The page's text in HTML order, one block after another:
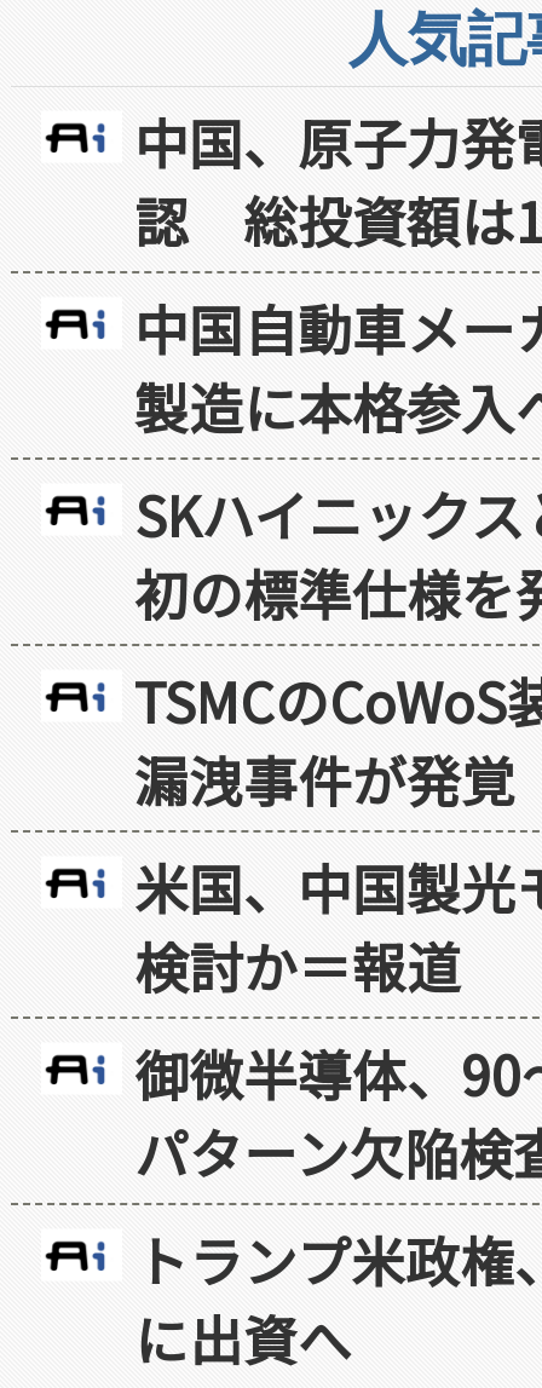
人気
中国、原子力
認 総投資額は
中国自動車メ
製造に本格参入
SKハイニック
初の標準仕様を
TSMCの
漏洩事件が発覚
米国、中国製光
検討か＝報道
御微半導体、
パターン欠陥検
トランプ米政
に出資へ